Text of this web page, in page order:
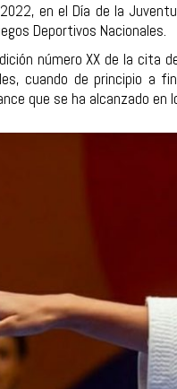
en el Día de la
Deportivos Nacionales.
número XX de la cita
cuando de principio a
que se ha alcanzado